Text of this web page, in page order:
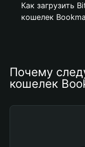
Как загрузить
кошелек
Почему
кошелек